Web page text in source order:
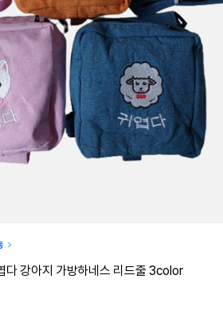
다 강아지 가방하네스 리드줄 3color